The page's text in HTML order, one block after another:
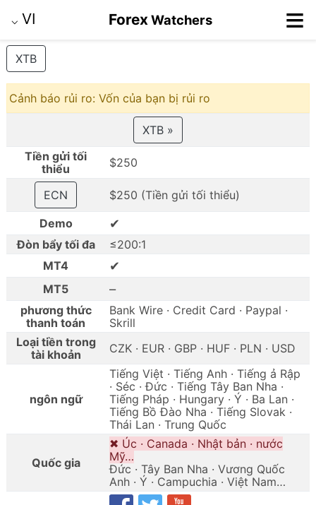
⌵ VI ForexWatchers ≡
XTB
Cảnh báo rủi ro: Vốn của bạn bị rủi ro
XTB »
Tiền gửi tối
thiểu
$250
ECN
$250 (Tiền gửi tối thiểu)
Demo
✔
Đòn bẩy tối đa
≤200:1
MT4
✔
MT5 –
phương thức
thanh toán
Bank Wire · Credit Card · Paypal ·
Skrill
Loại tiền trong
tài khoản
CZK · EUR · GBP · HUF · PLN · USD
ngôn ngữ
Tiếng Việt · Tiếng Anh · Tiếng ả Rập
· Séc · Đức · Tiếng Tây Ban Nha ·
Tiếng Pháp · Hungary · Ý · Ba Lan ·
Tiếng Bồ Đào Nha · Tiếng Slovak ·
Thái Lan · Trung Quốc
Quốc gia
✖ Úc · Canada · Nhật bản · nước
Mỹ…
Đức · Tây Ban Nha · Vương Quốc
Anh · Ý · Campuchia · Việt Nam…